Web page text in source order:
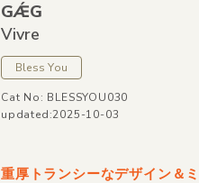
GǼG
Vivre
Bless You
Cat No: BLESSYOU030
updated:2025-10-03
重厚トランシーなデザイン＆